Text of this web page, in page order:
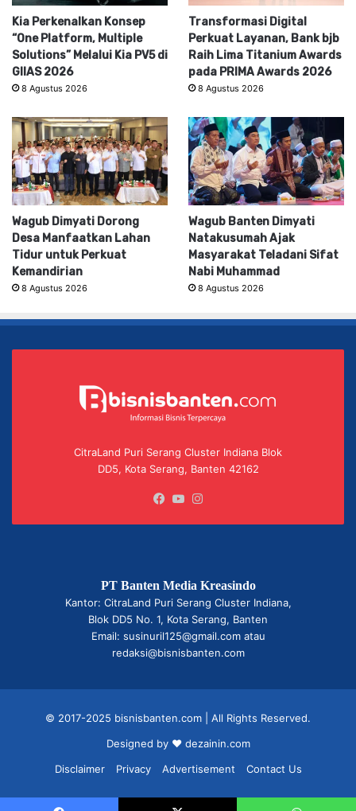
Kia Perkenalkan Konsep
“One Platform, Multiple
Solutions” Melalui Kia PV5 di
GIIAS 2026
8 Agustus 2026
Transformasi Digital
Perkuat Layanan, Bank bjb
Raih Lima Titanium Awards
pada PRIMA Awards 2026
8 Agustus 2026
Wagub Dimyati Dorong
Desa Manfaatkan Lahan
Tidur untuk Perkuat
Kemandirian
8 Agustus 2026
Wagub Banten Dimyati
Natakusumah Ajak
Masyarakat Teladani Sifat
Nabi Muhammad
8 Agustus 2026
CitraLand Puri Serang Cluster Indiana Blok
DD5, Kota Serang, Banten 42162
Facebook
YouTube
PT Banten Media Kreasindo
Kantor: CitraLand Puri Serang Cluster Indiana,
Blok DD5 No. 1, Kota Serang, Banten
Email: susinuril125@gmail.com atau
redaksi@bisnisbanten.com
© 2017-2025 bisnisbanten.com | All Rights Reserved.
Designed by ❤ dezainin.com
Disclaimer
Privacy Advertisement Contact Us